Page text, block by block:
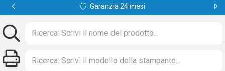
Garanzia 24 mesi